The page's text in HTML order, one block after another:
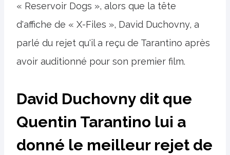
« Reservoir Dogs », alors que la tête
d'affiche de « X-Files », David Duchovny, a
parlé du rejet qu'il a reçu de Tarantino après
avoir auditionné pour son premier film.
David Duchovny dit que
Quentin Tarantino lui a
donné le meilleur rejet de